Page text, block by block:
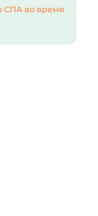
СПА во время